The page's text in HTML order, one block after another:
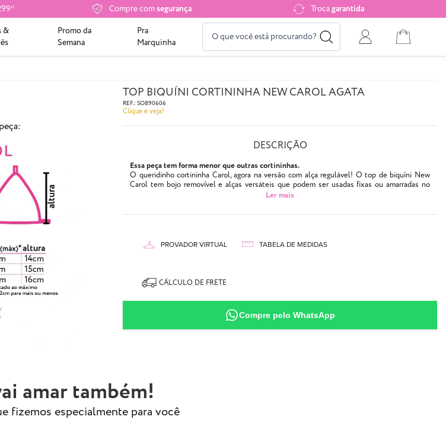
Compre comsegurança Trocagarantida
&
Promo da
Semana
Pra
Marquinha
TOP BIQUÍNI CORTININHA NEW CAROL AGATA
REF.: SO890606
Clique e veja!
DESCRIÇÃO
Essa peça tem forma menor que outras cortininhas.
O queridinho cortininha Carol, agora na versão com alça regulável! O top de biquíni New
Carol tem bojo removível e alças versáteis que podem ser usadas fixas ou amarradas no
87% Poliamida
13% Elastano
PROVADOR VIRTUAL TABELA DE MEDIDAS
CÁLCULO DE FRETE
Compre pelo WhatsApp
amar também!
fizemos especialmente para você